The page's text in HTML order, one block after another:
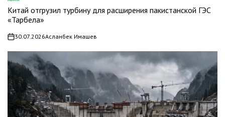
ОПУБЛИКОВАНО
ВКитай отгрузил турбину для расширения пакистанской ГЭС
«Тарбела»
on30.07.2026Асланбек Имашев